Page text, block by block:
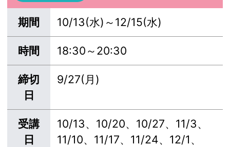
期間 10/13(水)～12/15(水)
時間 18:30～20:30
締切
日
9/27(月)
受講
日
10/13、10/20、10/27、11/3、
11/10、11/17、11/24、12/1、